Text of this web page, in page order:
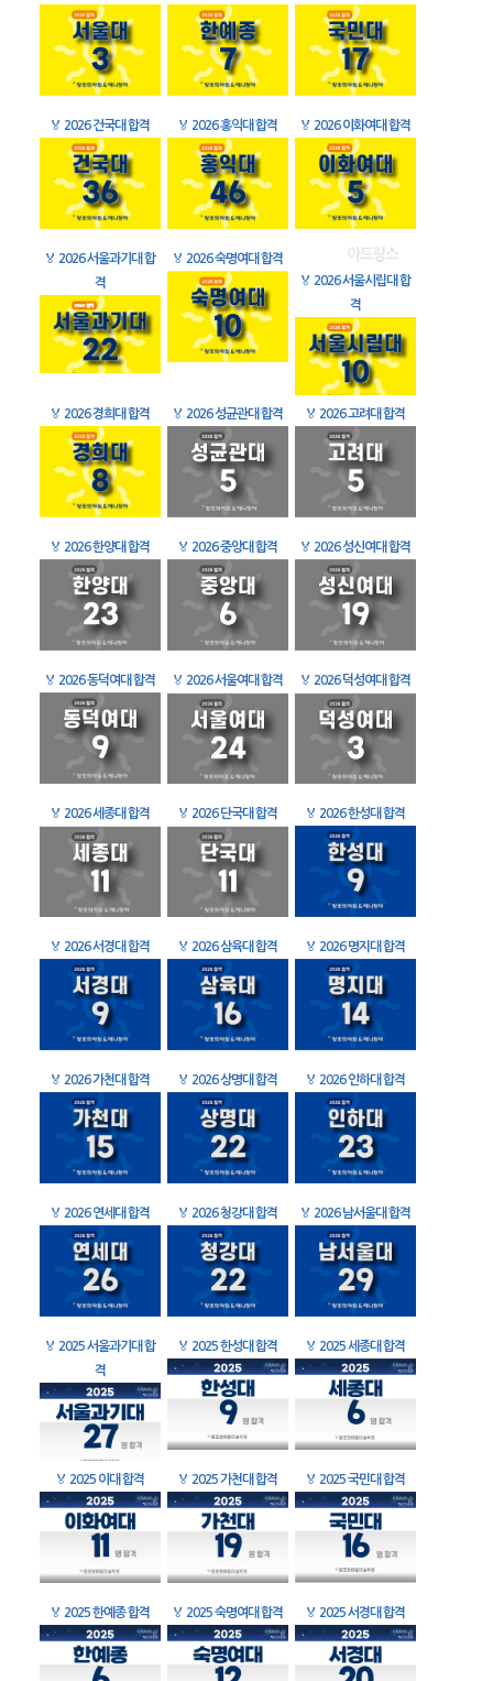
🏅 2026 건국대 합격 🏅 2026 홍익대 합격 🏅 2026 이화여대 합격
🏅 2026 서울과기대 합
격
🏅 2026 숙명여대 합격
🏅 2026 서울시립대 합
격
🏅 2026 경희대 합격 🏅 2026 성균관대 합격 🏅 2026 고려대 합격
🏅 2026 한양대 합격 🏅 2026 중앙대 합격 🏅 2026 성신여대 합격
🏅 2026 동덕여대 합격 🏅 2026 서울여대 합격 🏅 2026 덕성여대 합격
🏅 2026 세종대 합격 🏅 2026 단국대 합격 🏅 2026 한성대 합격
🏅 2026 서경대 합격 🏅 2026 삼육대 합격 🏅 2026 명지대 합격
🏅 2026 가천대 합격 🏅 2026 상명대 합격 🏅 2026 인하대 합격
🏅 2026 연세대 합격 🏅 2026 청강대 합격 🏅 2026 남서울대 합격
🏅 2025 서울과기대 합
격
🏅 2025 한성대 합격 🏅 2025 세종대 합격
🏅 2025 이대 합격 🏅 2025 가천대 합격 🏅 2025 국민대 합격
🏅 2025 한예종 합격 🏅 2025 숙명여대 합격 🏅 2025 서경대 합격